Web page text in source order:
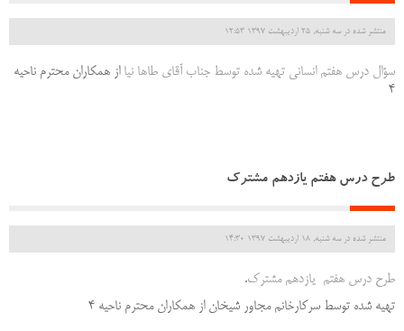
منتشر شده در سه شنبه, 25 ارديبهشت 1397 12:53
سؤال درس هفتم انسانی تهیه شده توسط جناب آقای طاها نیا از همکاران محترم ناحیه
4
طرح درس هفتم یازدهم مشترک
منتشر شده در سه شنبه, 18 ارديبهشت 1397 14:30
طرح درس هفتم یازدهم مشترک.
تهیه شده توسط سرکارخانم مجاور شیخان از همکاران محترم ناحیه 4